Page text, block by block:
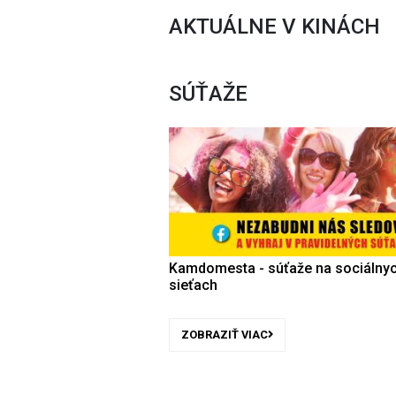
AKTUÁLNE V KINÁCH
SÚŤAŽE
Kamdomesta - súťaže na
sieťach
ZOBRAZIŤ VIAC